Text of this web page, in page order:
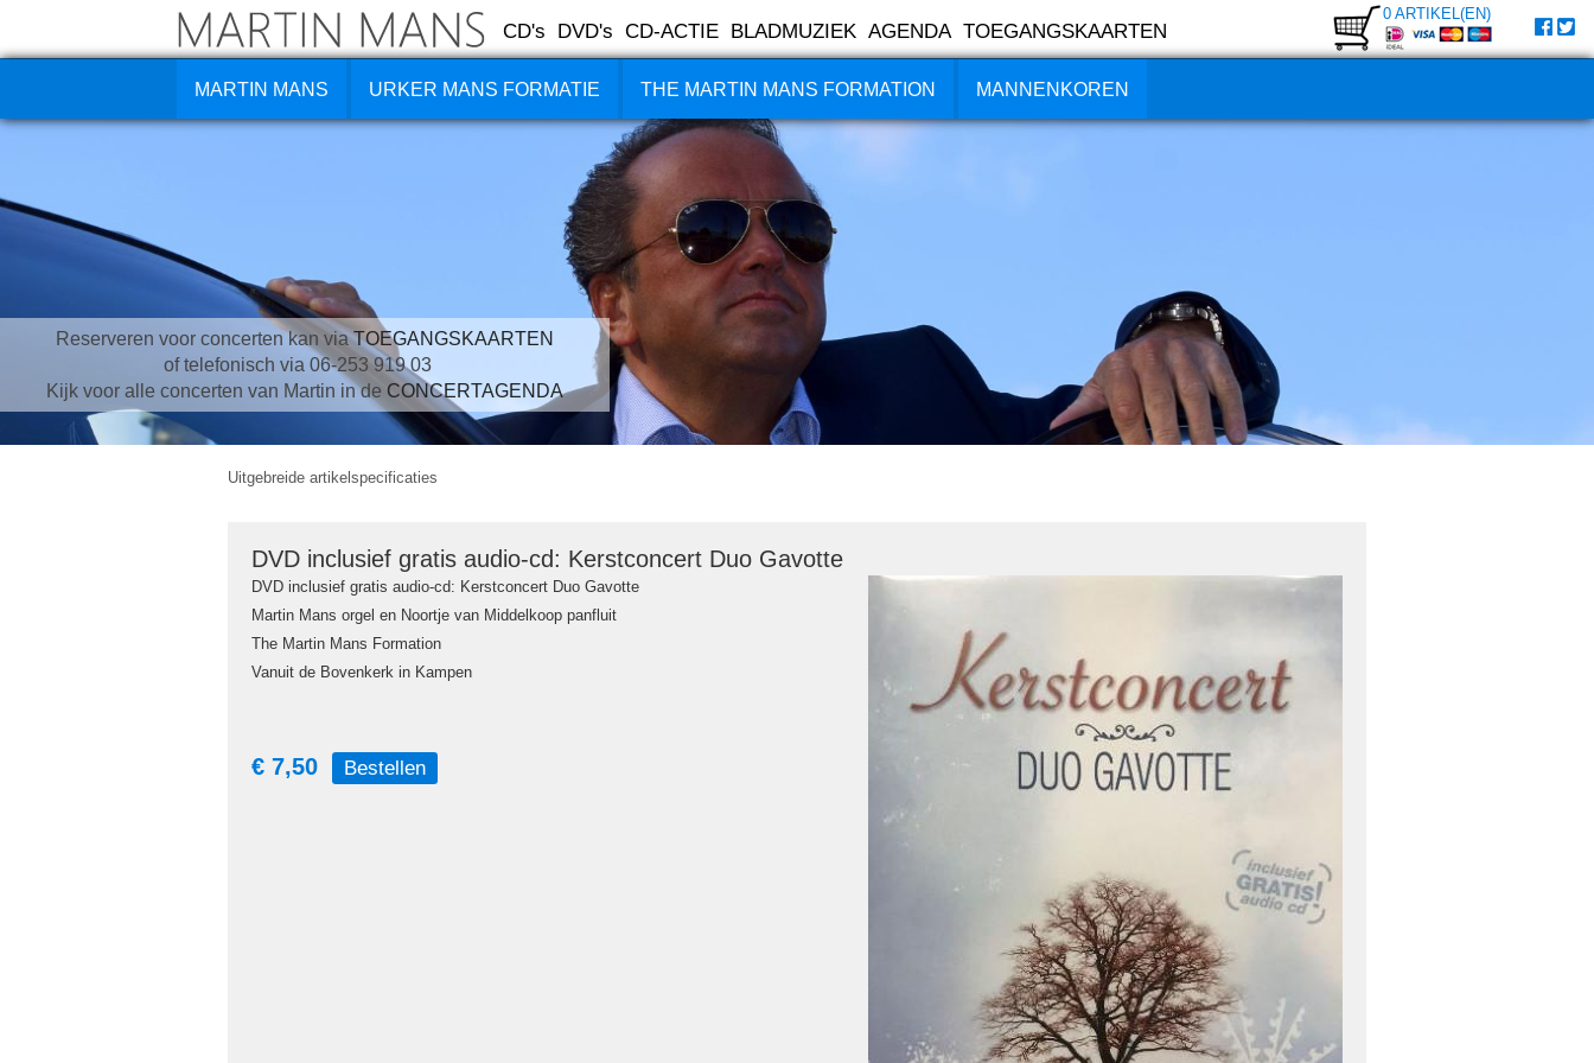
CD's DVD's CD-ACTIE BLADMUZIEK AGENDA TOEGANGSKAARTEN
0 ARTIKEL(EN)
MARTIN MANS URKER MANS FORMATIE THE MARTIN MANS FORMATION MANNENKOREN
Reserveren voor concerten kan viaTOEGANGSKAARTEN
of telefonisch via 06-253 919 03
Kijk voor alle concerten van Martin in de CONCERTAGENDA
Uitgebreide artikelspecificaties
DVD inclusief gratis audio-cd: Kerstconcert Duo Gavotte
DVD inclusief gratis audio-cd: Kerstconcert Duo Gavotte
Martin Mans orgel en Noortje van Middelkoop panfluit
The Martin Mans Formation
Vanuit de Bovenkerk in Kampen
€ 7,50 Bestellen